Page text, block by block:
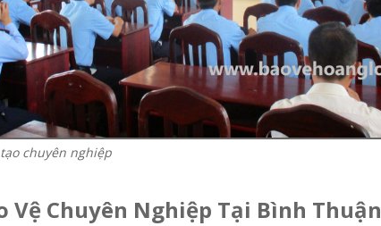
chuyên nghiệp
Vệ Chuyên Nghiệp Tại Bình Thuận